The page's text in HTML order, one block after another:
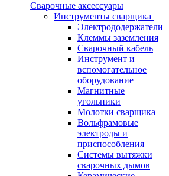
Сварочные аксессуары
Инструменты сварщика
Электрододержатели
Клеммы заземления
Сварочный кабель
Инструмент и
вспомогательное
оборудование
Магнитные
угольники
Молотки сварщика
Вольфрамовые
электроды и
приспособления
Системы вытяжки
сварочных дымов